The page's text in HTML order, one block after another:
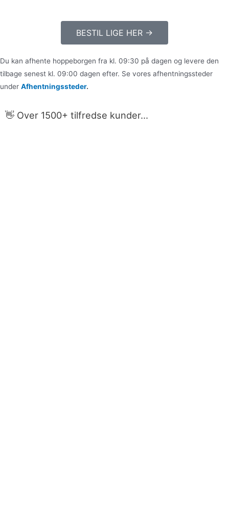
BESTIL LIGE HER →
Du kan afhente hoppeborgen fra kl. 09:30 på dagen og levere den
tilbage senest kl. 09:00 dagen efter. Se vores afhentningssteder
under Afhentningssteder.
👋 Over 1500+ tilfredse kunder...